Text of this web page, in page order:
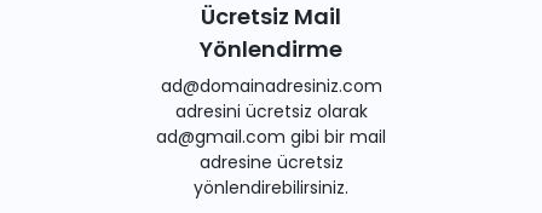
Ücretsiz Mail
Yönlendirme
ad@domainadresiniz.com
adresini ücretsiz olarak
ad@gmail.com gibi bir mail
adresine ücretsiz
yönlendirebilirsiniz.